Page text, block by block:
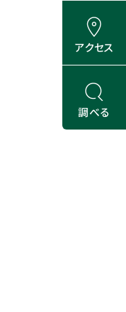
アクセス
調べる